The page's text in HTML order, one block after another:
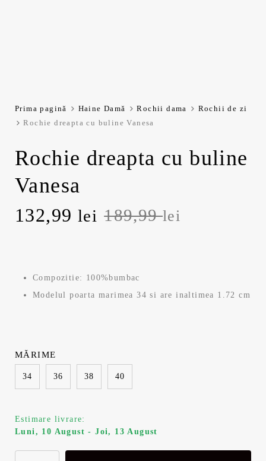
Prima pagină Haine Damă Rochii dama
Rochii de zi
Rochie dreapta cu buline Vanesa
Rochie dreapta cu buline
Vanesa
189,99lei
Prețul
fost:
132,99 lei
Prețul
132,99 lei.
Compozitie: 100%bumbac
Modelul poarta marimea 34 si are inaltimea 1.72 cm
34 36 38 40
MĂRIME
Estimare livrare:
Luni, 10 August - Joi, 13 August